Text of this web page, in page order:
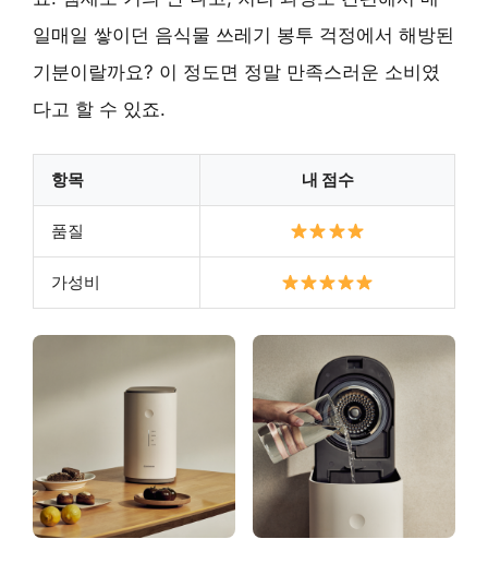
일매일 쌓이던 음식물 쓰레기 봉투 걱정에서 해방된
기분이랄까요? 이 정도면 정말 만족스러운 소비였
다고 할 수 있죠.
항목 내 점수
품질
가성비